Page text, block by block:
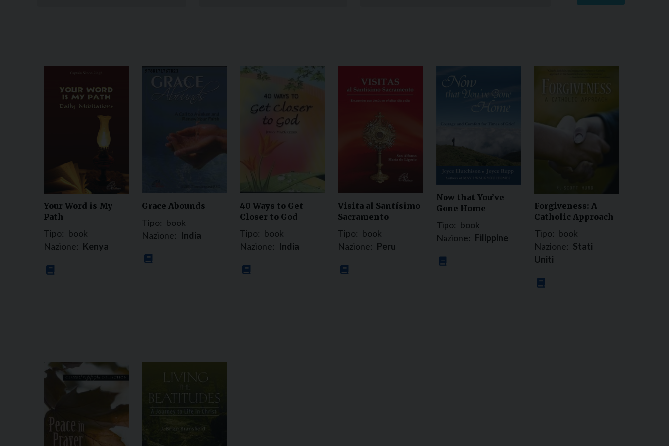
Your Word is My
Path
Tipo: book
Nazione: Kenya
Grace Abounds
Tipo: book
Nazione: India
40 Ways to Get
Closer to God
Tipo: book
Nazione: India
Visita al Santísimo
Sacramento
Tipo: book
Nazione: Peru
Now that You’ve
Gone Home
Tipo: book
Nazione: Filippine
Forgiveness: A
Catholic Approach
Tipo: book
Nazione: Stati
Uniti